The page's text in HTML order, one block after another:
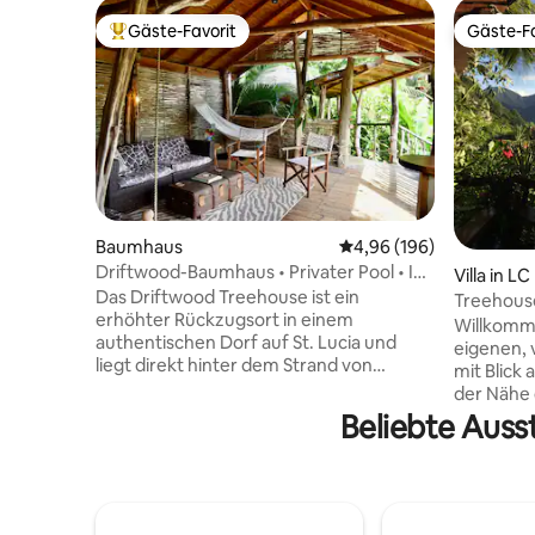
Beliebter Gäste-Favorit.
Gäste-Favorit
Baumhaus Durchschnittliche
4,96 (196)
Driftwood-Baumhaus • Privater Pool • In
Strandnähe
Das Driftwood Treehouse ist ein
erhöhter Rückzugsort in einem
authentischen Dorf auf St. Lucia und
liegt direkt hinter dem Strand von
privates Tauchbecken, das für ein
entspanntes Inselleben sorgt. Driftwood
Gäste-
Gäste-
Villa in LC
Meerblick
eigenen,
mit Blick
der Nähe
des
sein
Beliebte